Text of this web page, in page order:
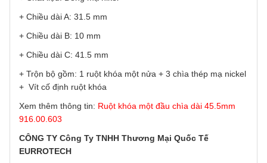
+ Chiều dài A: 31.5 mm
+ Chiều dài B: 10 mm
+ Chiều dài C: 41.5 mm
+ Trộn bộ gồm: 1 ruột khóa một nửa + 3 chìa thép mạ nickel
+ Vít cố định ruột khóa
Xem thêm thông tin: Ruột khóa một đầu chìa dài 45.5mm
916.00.603
CÔNG TY Công Ty TNHH Thương Mại Quốc Tế
EURROTECH